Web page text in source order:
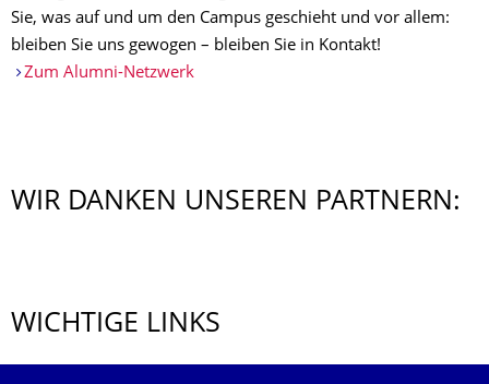
Sie, was auf und um den Campus geschieht und vor allem:
bleiben Sie uns gewogen – bleiben Sie in Kontakt!
Zum Alumni-Netzwerk
WIR DANKEN UNSEREN PARTNERN:
WICHTIGE LINKS